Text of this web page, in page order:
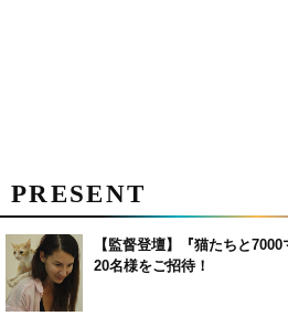
PRESENT
【監督登壇】『猫たちと
20名様をご招待！